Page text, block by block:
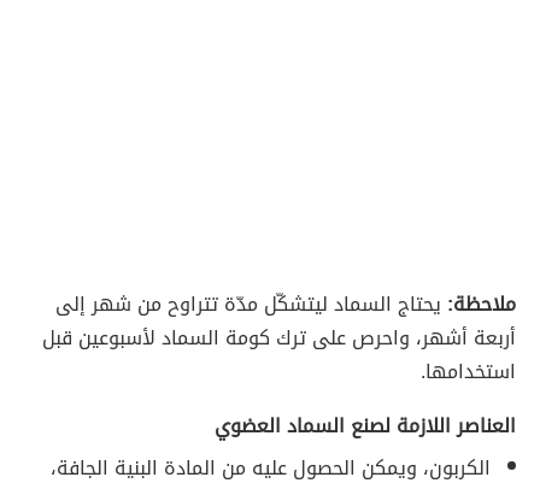
ملاحظة: يحتاج السماد ليتشكّل مدّة تتراوح من شهر إلى
أربعة أشهر، واحرص على ترك كومة السماد لأسبوعين قبل
استخدامها.
العناصر اللازمة لصنع السماد العضوي
الكربون، ويمكن الحصول عليه من المادة البنية الجافة،